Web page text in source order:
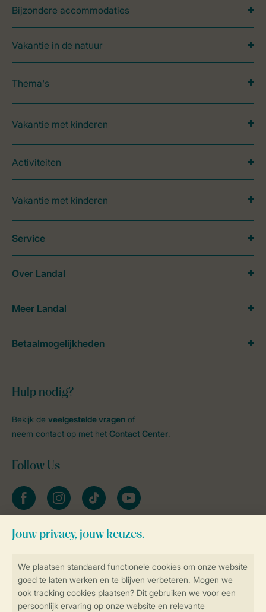
Veilig en snel online boeken
Bijzondere accommodaties
Vakantie in de natuur
Thema's
Vakantie met kinderen
Activiteiten
Vakantie met kinderen
Hulp nodig?
Bekijk de veelgestelde vragen of
neem contact op met het Contact Center.
Follow Us
facebookinstagramtiktok youtube
Blijf op de hoogte
Service
Over Landal
Meer Landal
Betaalmogelijkheden